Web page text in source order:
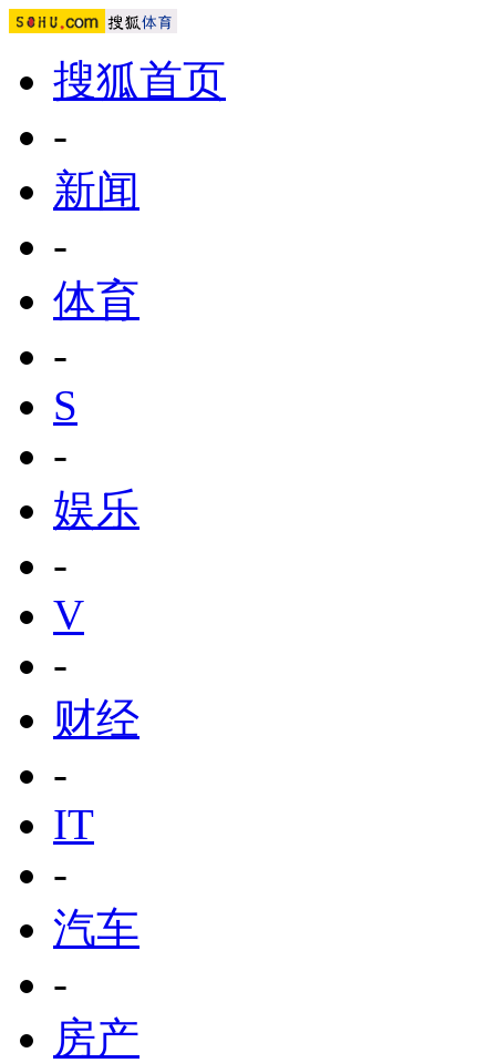
搜狐首页
-
新闻
-
体育
-
S
-
娱乐
-
V
-
财经
-
IT
-
汽车
-
房产